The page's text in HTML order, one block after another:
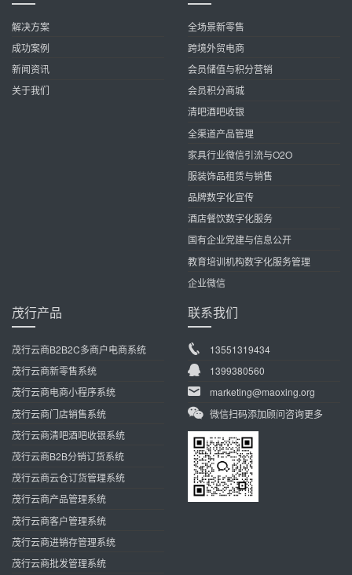
解决方案
成功案例
新闻资讯
关于我们
全场景新零售
跨境外贸电商
会员储值与积分营销
会员积分商城
清吧酒吧收银
全渠道产品管理
家具行业微信引流与O2O
服装饰品租赁与销售
品牌数字化宣传
酒店餐饮数字化服务
国有企业党建与信息公开
教育培训机构数字化服务管理
企业微信
茂行产品
茂行云商B2B2C多商户电商系统
茂行云商新零售系统
茂行云商电商小程序系统
茂行云商门店销售系统
茂行云商清吧酒吧收银系统
茂行云商B2B分销订货系统
茂行云商云仓订货管理系统
茂行云商产品管理系统
茂行云商客户管理系统
茂行云商进销存管理系统
茂行云商批发管理系统
联系我们
13551319434
1399380560
marketing@maoxing.org
微信扫码添加顾问咨询更多